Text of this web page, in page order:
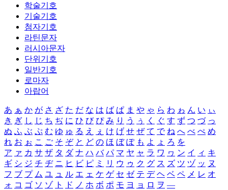
학술기호
기술기호
첨자기호
라틴문자
러시아문자
단위기호
일반기호
로마자
아랍어
あ ぁ か が さ ざ た だ な は ば ぱ ま や ゃ ら わ ゎ ん い ぃ
き ぎ し じ ち ぢ に ひ び ぴ み り う ぅ く ぐ す ず つ づ っ
ぬ ふ ぶ ぷ む ゆ ゅ る え ぇ け げ せ ぜ て で ね へ べ ぺ め
れ お ぉ こ ご そ ぞ と ど の ほ ぼ ぽ も よ ょ ろ を
ア ァ カ サ ザ タ ダ ナ ハ バ パ マ ヤ ャ ラ ワ ヮ ン イ ィ キ
ギ シ ジ チ ヂ ニ ヒ ビ ピ ミ リ ウ ゥ ク グ ス ズ ツ ヅ ッ ヌ
フ ブ プ ム ユ ュ ル エ ェ ケ ゲ セ ゼ テ デ ヘ ベ ペ メ レ オ
ォ コ ゴ ソ ゾ ト ド ノ ホ ボ ポ モ ヨ ョ ロ ヲ ―